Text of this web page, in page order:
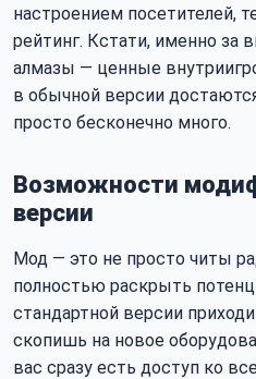
настроением посетителей,
рейтинг. Кстати, именно за
алмазы — ценные
в обычной версии
просто бесконечно много.
Возможности
версии
Мод — это не просто читы
полностью раскрыть
стандартной версии
скопишь на новое
вас сразу есть доступ ко